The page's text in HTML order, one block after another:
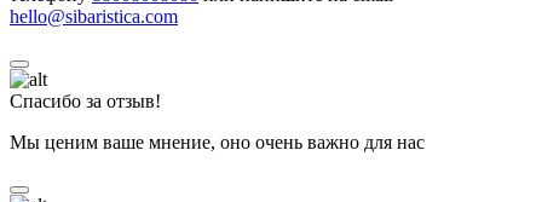
hello@sibaristica.com
Спасибо за отзыв!
Мы ценим ваше мнение, оно очень важно для нас